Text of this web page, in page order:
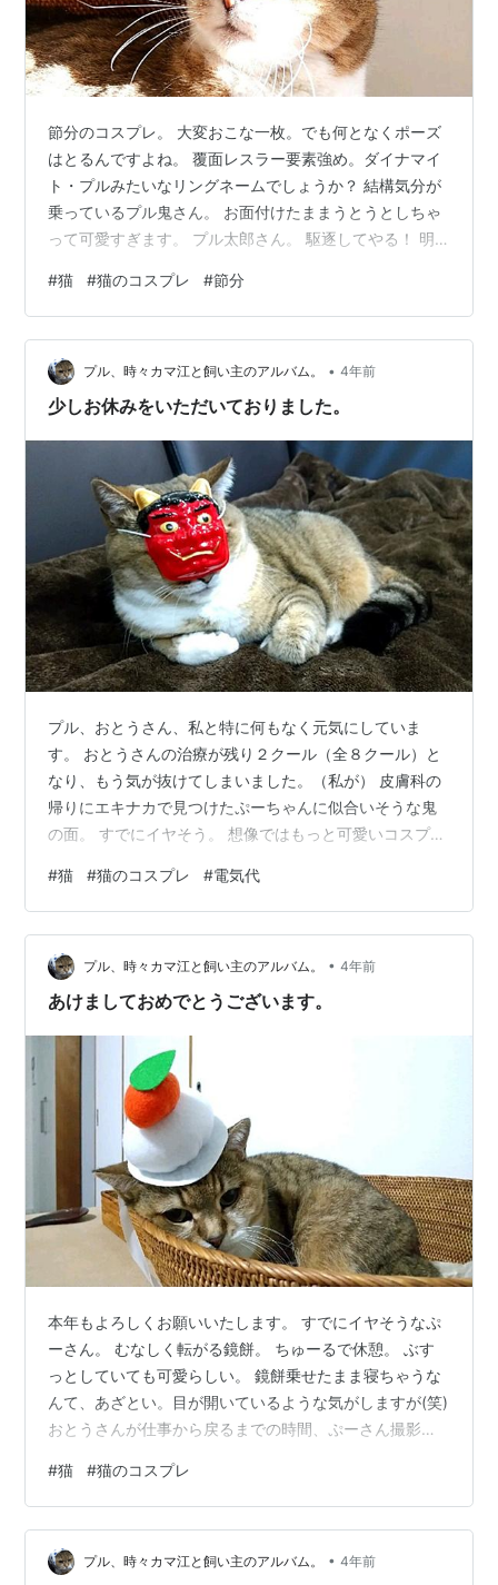
節分のコスプレ。 大変おこな一枚。でも何となくポーズ
はとるんですよね。 覆面レスラー要素強め。ダイナマイ
ト・プルみたいなリングネームでしょうか？ 結構気分が
乗っているプル鬼さん。 お面付けたままうとうとしちゃ
って可愛すぎます。 プル太郎さん。 駆逐してやる！ 明
2/3に更新するつもりの記事でした。 でも、先日猫だま
りさんが書いてくれたねこ森町でスノボーをするカマ江
さんとプルの様子がうれしくてご紹介したくなってしま
いました。 緑のボードがまたいいですよね。 左上にはプ
ルカマサロンもあります。 猫だまりさん、いつもありが
#猫 #猫のコスプレ #節分
プル、時々カマ江と飼い主のアルバム。 • 4年前
少しお休みをいただいておりました。
プル、おとうさん、私と特に何もなく元気にしていま
す。 おとうさんの治療が残り２クール（全８クール）と
なり、もう気が抜けてしまいました。（私が） 皮膚科の
帰りにエキナカで見つけたぷーちゃんに似合いそうな鬼
の面。 すでにイヤそう。 想像ではもっと可愛いコスプレ
何だかんだと付き合ってはくれる。 話題の電気代。 わが
家の12月分は前年と比べて少し安くなりましたが、理由
があります。 （表は自由料金ですが、1月から規制料金プ
ランに戻っています） 節電プログラム参加の2000ポイン
ト（2000円分）が充当されています。 そう考えると前年
#猫 #猫のコスプレ #電気代
プル、時々カマ江と飼い主のアルバム。 • 4年前
あけましておめでとうございます。
本年もよろしくお願いいたします。 すでにイヤそうなぷ
ーさん。 むなしく転がる鏡餅。 ちゅーるで休憩。 ぶす
っとしていても可愛らしい。 鏡餅乗せたまま寝ちゃうな
んて、あざとい。目が開いているような気がしますが(笑)
おとうさんが仕事から戻るまでの時間、ぷーさん撮影会
た。 洗車もお願いしました。上から下までスペシャル
で。 １５時頃に遅めのお昼ご飯でお疲れ様会。おとうさ
んの好きなカレー屋さんです。 帰りにお焚き上げをして
もらいたいものを一足先に神社に設けられたスペースに
#猫 #猫のコスプレ
プル、時々カマ江と飼い主のアルバム。 • 4年前